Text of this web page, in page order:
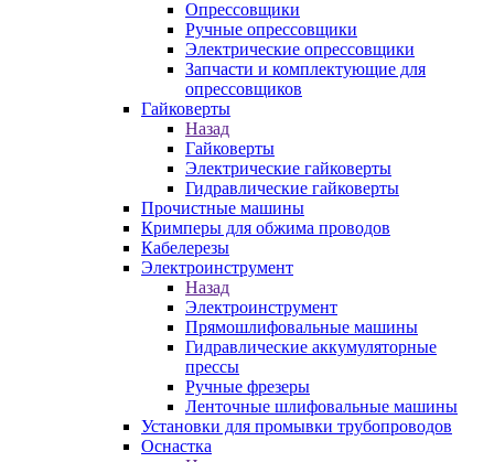
Опрессовщики
Ручные опрессовщики
Электрические опрессовщики
Запчасти и комплектующие для
опрессовщиков
Гайковерты
Назад
Гайковерты
Электрические гайковерты
Гидравлические гайковерты
Прочистные машины
Кримперы для обжима проводов
Кабелерезы
Электроинструмент
Назад
Электроинструмент
Прямошлифовальные машины
Гидравлические аккумуляторные
прессы
Ручные фрезеры
Ленточные шлифовальные машины
Установки для промывки трубопроводов
Оснастка